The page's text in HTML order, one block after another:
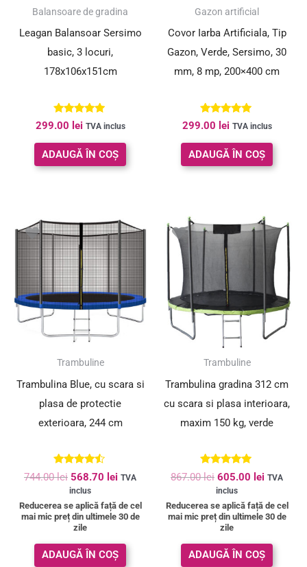
Balansoare de gradina
Leagan Balansoar Sersimo
basic, 3 locuri,
178x106x151cm
Evaluat la
4.90
din 5
299.00 lei TVA inclus
ADAUGĂ ÎN COȘ
Gazon artificial
Covor Iarba Artificiala, Tip
Gazon, Verde, Sersimo, 30
mm, 8 mp, 200×400 cm
Evaluat la
5.00
din 5
299.00 lei TVA inclus
ADAUGĂ ÎN COȘ
SUPER PREȚ!Trambuline
Trambulina Blue, cu scara si
plasa de protectie
exterioara, 244 cm
Evaluat la
4.33
din 5
744.00lei
Prețul
inițial
a
fost:
744.00 lei.
568.70 lei
Prețul
curent
este:
568.70 lei.
TVA
inclus
Reducerea se aplică față de cel
mai mic preț din ultimele 30 de
zile
ADAUGĂ ÎN COȘ
SUPER PREȚ!Trambuline
Trambulina gradina 312 cm
cu scara si plasa interioara,
maxim 150 kg, verde
Evaluat la
5.00
din 5
867.00lei
inițial
fost:
867.00 lei.
605.00 lei
Prețul
curent
este:
605.00
TVA
inclus
Reducerea se aplică față de cel
mai mic preț din ultimele 30 de
zile
ADAUGĂ ÎN COȘ